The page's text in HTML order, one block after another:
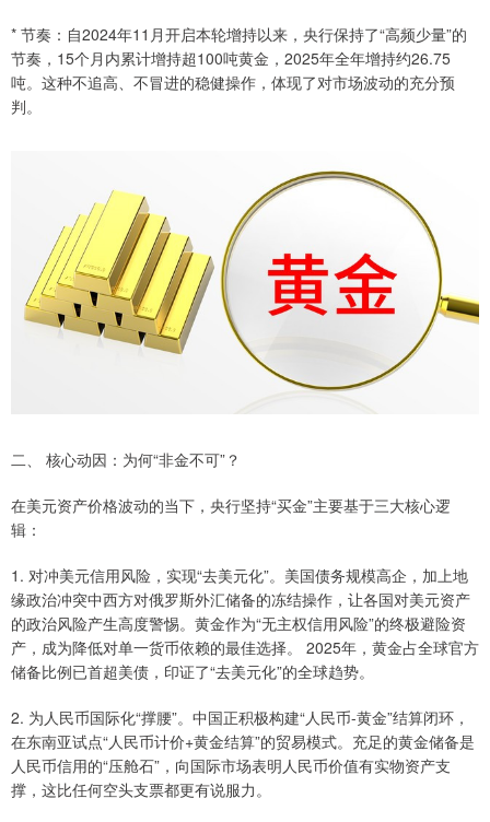
* 节奏：自2024年11月开启本轮增持以来，央行保持了“高频少量”的
节奏，15个月内累计增持超100吨黄金，2025年全年增持约26.75
吨。这种不追高、不冒进的稳健操作，体现了对市场波动的充分预
判。
二、 核心动因：为何“非金不可”？
在美元资产价格波动的当下，央行坚持“买金”主要基于三大核心逻
辑：
1. 对冲美元信用风险，实现“去美元化”。美国债务规模高企，加上地
缘政治冲突中西方对俄罗斯外汇储备的冻结操作，让各国对美元资产
的政治风险产生高度警惕。黄金作为“无主权信用风险”的终极避险资
产，成为降低对单一货币依赖的最佳选择。 2025年，黄金占全球官方
储备比例已首超美债，印证了“去美元化”的全球趋势。
2. 为人民币国际化“撑腰”。中国正积极构建“人民币-黄金”结算闭环，
在东南亚试点“人民币计价+黄金结算”的贸易模式。充足的黄金储备是
人民币信用的“压舱石”，向国际市场表明人民币价值有实物资产支
撑，这比任何空头支票都更有说服力。